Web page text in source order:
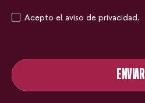
Acepto el aviso de privacidad.
ENVIAR